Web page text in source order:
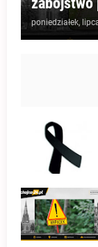
poniedziałek,